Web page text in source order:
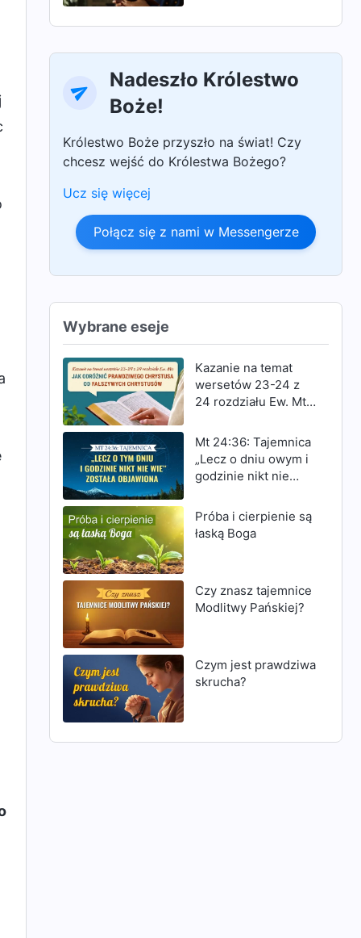
Nadeszło Królestwo
Boże!
Królestwo Boże przyszło na świat! Czy
chcesz wejść do Królestwa Bożego?
Ucz się więcej
Połącz się z nami w Messengerze
Wybrane eseje
Kazanie na temat
wersetów 23-24 z
24 rozdziału Ew. Mt:
prawdziwego
Chrystusa od
fałszywych
Chrystusów
Mt 24:36: Tajemnica
„Lecz o dniu owym i
godzinie nikt nie
objawiona
Próba i cierpienie są
łaską Boga
Czy znasz tajemnice
Modlitwy Pańskiej?
Czym jest prawdziwa
skrucha?